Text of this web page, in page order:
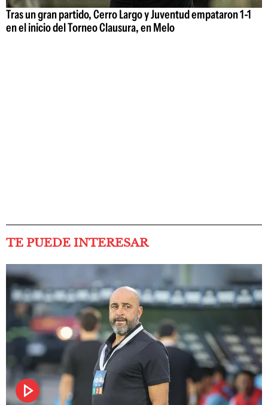
Tras un gran partido, Cerro Largo y Juventud empataron 1-1
en el inicio del Torneo Clausura, en Melo
TE PUEDE INTERESAR